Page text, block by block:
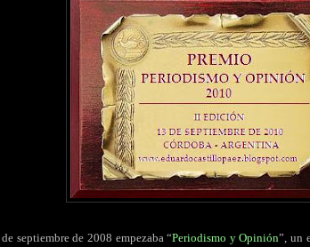
septiembre de 2008 empezaba “Periodismo y Opinión”, un